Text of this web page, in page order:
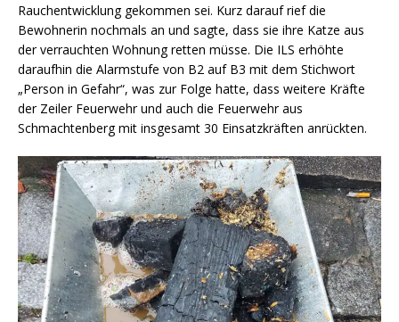
Rauchentwicklung gekommen sei. Kurz darauf rief die
Bewohnerin nochmals an und sagte, dass sie ihre Katze aus
der verrauchten Wohnung retten müsse. Die ILS erhöhte
daraufhin die Alarmstufe von B2 auf B3 mit dem Stichwort
„Person in Gefahr“, was zur Folge hatte, dass weitere Kräfte
der Zeiler Feuerwehr und auch die Feuerwehr aus
Schmachtenberg mit insgesamt 30 Einsatzkräften anrückten.